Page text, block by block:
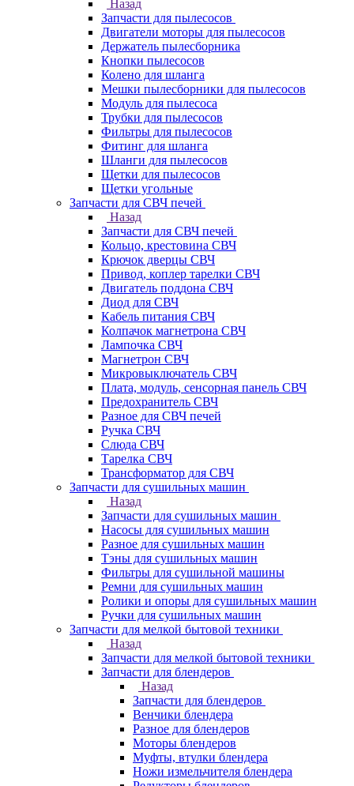
Назад
Запчасти для пылесосов
Двигатели моторы для пылесосов
Держатель пылесборника
Кнопки пылесосов
Колено для шланга
Мешки пылесборники для пылесосов
Модуль для пылесоса
Трубки для пылесосов
Фильтры для пылесосов
Фитинг для шланга
Шланги для пылесосов
Щетки для пылесосов
Щетки угольные
Запчасти для СВЧ печей
Назад
Запчасти для СВЧ печей
Кольцо, крестовина СВЧ
Крючок дверцы СВЧ
Привод, коплер тарелки СВЧ
Двигатель поддона СВЧ
Диод для СВЧ
Кабель питания СВЧ
Колпачок магнетрона СВЧ
Лампочка СВЧ
Магнетрон СВЧ
Микровыключатель СВЧ
Плата, модуль, сенсорная панель СВЧ
Предохранитель СВЧ
Разное для СВЧ печей
Ручка СВЧ
Слюда СВЧ
Тарелка СВЧ
Трансформатор для СВЧ
Запчасти для сушильных машин
Назад
Запчасти для сушильных машин
Насосы для сушильных машин
Разное для сушильных машин
Тэны для сушильных машин
Фильтры для сушильной машины
Ремни для сушильных машин
Ролики и опоры для сушильных машин
Ручки для сушильных машин
Запчасти для мелкой бытовой техники
Назад
Запчасти для мелкой бытовой техники
Запчасти для блендеров
Назад
Запчасти для блендеров
Венчики блендера
Разное для блендеров
Моторы блендеров
Муфты, втулки блендера
Ножи измельчителя блендера